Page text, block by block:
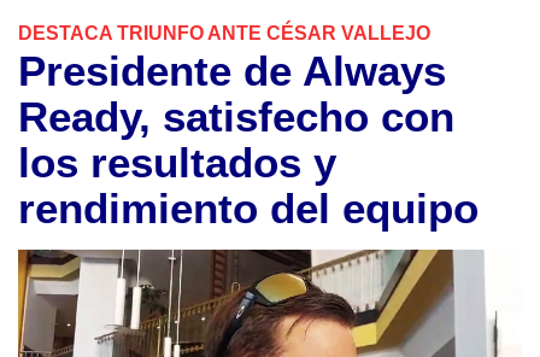
DESTACA TRIUNFO ANTE CÉSAR VALLEJO
Presidente de Always
Ready, satisfecho con
los resultados y
rendimiento del equipo